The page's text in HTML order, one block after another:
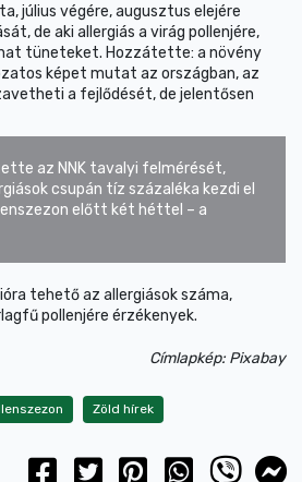
július végére, augusztus elejére
de aki allergiás a virág pollenjére,
tüneteket. Hozzátette: a növény
képet mutat az országban, az
a fejlődését, de jelentősen
az NNK tavalyi felmérését,
csupán tíz százaléka kezdi el
előtt két héttel – a
tehető az allergiások száma,
pollenjére érzékenyek.
Címlapkép: Pixabay
Zöld hírek